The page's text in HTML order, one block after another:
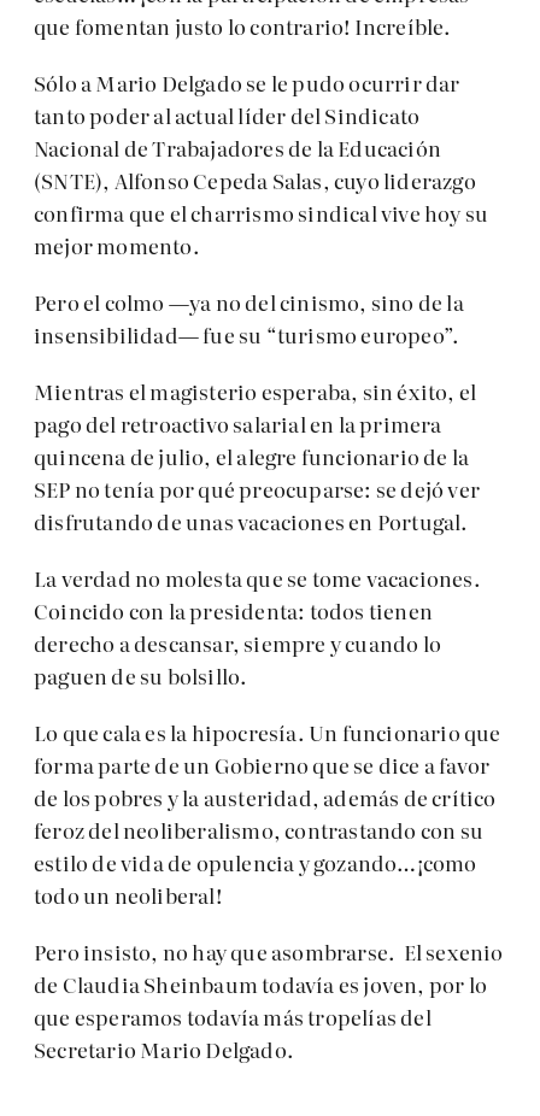
que fomentan justo lo contrario! Increíble.
Sólo a Mario Delgado se le pudo ocurrir dar
tanto poder al actual líder del Sindicato
Nacional de Trabajadores de la Educación
(SNTE), Alfonso Cepeda Salas, cuyo liderazgo
confirma que el charrismo sindical vive hoy su
mejor momento.
Pero el colmo —ya no del cinismo, sino de la
insensibilidad— fue su “turismo europeo”.
Mientras el magisterio esperaba, sin éxito, el
pago del retroactivo salarial en la primera
quincena de julio, el alegre funcionario de la
SEP no tenía por qué preocuparse: se dejó ver
disfrutando de unas vacaciones en Portugal.
La verdad no molesta que se tome vacaciones.
Coincido con la presidenta: todos tienen
derecho a descansar, siempre y cuando lo
paguen de su bolsillo.
Lo que cala es la hipocresía. Un funcionario que
forma parte de un Gobierno que se dice a favor
de los pobres y la austeridad, además de crítico
feroz del neoliberalismo, contrastando con su
estilo de vida de opulencia y gozando…¡como
todo un neoliberal!
Pero insisto, no hay que asombrarse. El sexenio
de Claudia Sheinbaum todavía es joven, por lo
que esperamos todavía más tropelías del
Secretario Mario Delgado.